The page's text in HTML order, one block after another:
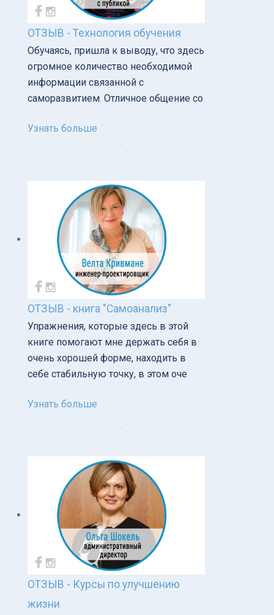
ОТЗЫВ - Технология обучения
Обучаясь, пришла к выводу, что здесь
огромное количество необходимой
информации связанной с
саморазвитием. Отличное общение со
Узнать больше
ОТЗЫВ - книга "Самоанализ"
Упражнения, которые здесь в этой
книге помогают мне держать себя в
очень хорошей форме, находить в
себе стабильную точку, в этом оче
Узнать больше
ОТЗЫВ - Курсы по улучшению
жизни